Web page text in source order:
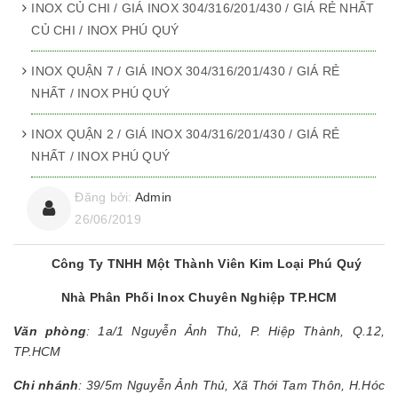
INOX CỦ CHI / GIÁ INOX 304/316/201/430 / GIÁ RẺ NHẤT
CỦ CHI / INOX PHÚ QUÝ
INOX QUẬN 7 / GIÁ INOX 304/316/201/430 / GIÁ RẺ
NHẤT / INOX PHÚ QUÝ
INOX QUẬN 2 / GIÁ INOX 304/316/201/430 / GIÁ RẺ
NHẤT / INOX PHÚ QUÝ
Đăng bởi: Admin
26/06/2019
Công Ty TNHH Một Thành Viên Kim Loại Phú Quý
Nhà Phân Phối Inox Chuyên Nghiệp TP.HCM
Văn phòng: 1a/1 Nguyễn Ảnh Thủ, P. Hiệp Thành, Q.12,
TP.HCM
Chi nhánh: 39/5m Nguyễn Ảnh Thủ, Xã Thới Tam Thôn, H.Hóc